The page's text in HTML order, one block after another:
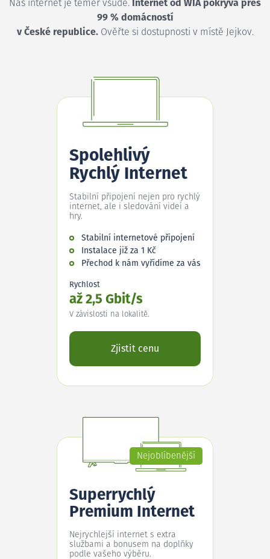
Náš internet je téměř všude. Internet od WIA pokrývá přes
99 % domácností
v České republice.Ověřte si dostupnosti v místě Jejkov.
Spolehlivý
Rychlý Internet
Stabilní připojení nejen pro rychlý
internet, ale i sledování videí a
hry.
Stabilní internetové připojení
Instalace již za 1 Kč
Přechod k nám vyřídíme za vás
Rychlost
až 2,5 Gbit/s
V závislosti na lokalitě.
Zjistit cenu
Nejoblíbenější
Superrychlý
Premium Internet
Nejrychlejší internet s extra
službami a bonusem na doplňky
podle vašeho výběru.